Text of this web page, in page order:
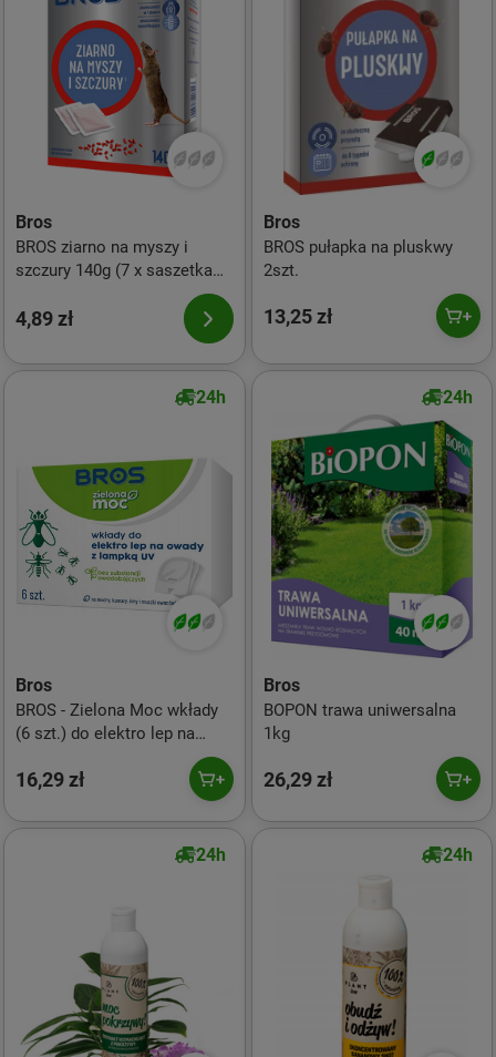
Bros
BROS ziarno na myszy i
szczury 140g (7 x saszetka
4,89 zł
Bros
BROS pułapka na pluskwy
2szt.
13,25 zł
24h
Bros
BROS - Zielona Moc wkłady
(6 szt.) do elektro lep na
16,29 zł
24h
Bros
BOPON trawa uniwersalna
1kg
26,29 zł
24h 24h